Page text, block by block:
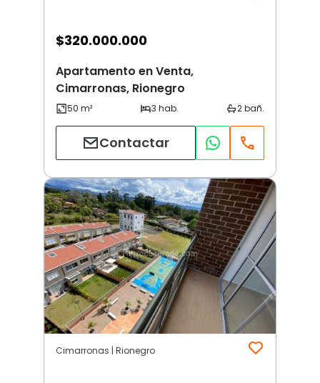
$320.000.000
Apartamento en Venta,
Cimarronas, Rionegro
Contactar
Cimarronas | Rionegro